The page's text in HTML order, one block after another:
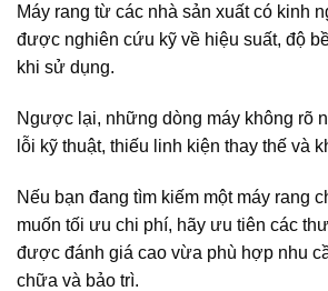
Máy rang từ các nhà sản xuất có kinh
được nghiên cứu kỹ về hiệu suất, độ
khi sử dụng.
Ngược lại, những dòng máy không rõ
lỗi kỹ thuật, thiếu linh kiện thay thế và
Nếu bạn đang tìm kiếm một máy rang
muốn tối ưu chi phí, hãy ưu tiên các
được đánh giá cao vừa phù hợp nhu
chữa và bảo trì.